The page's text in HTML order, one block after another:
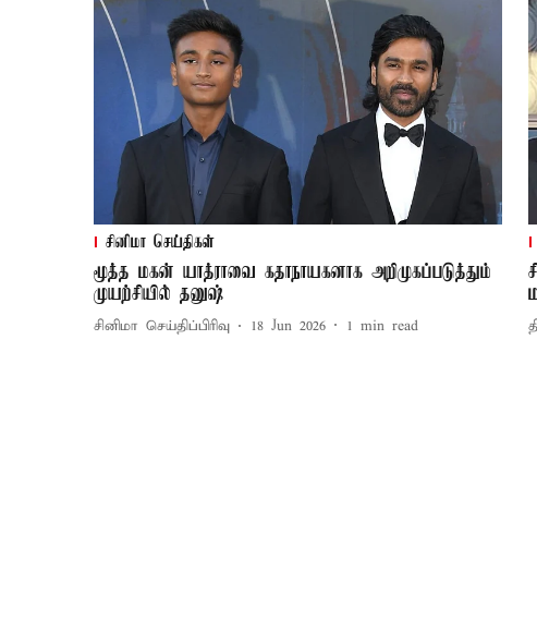
சினிமா செய்திகள்
மூத்த மகன் யாத்ராவை கதாநாயகனாக அறிமுகப்படுத்தும்
முயற்சியில் தனுஷ்
சினிமா செய்திப்பிரிவு 18 Jun 2026 1 min read